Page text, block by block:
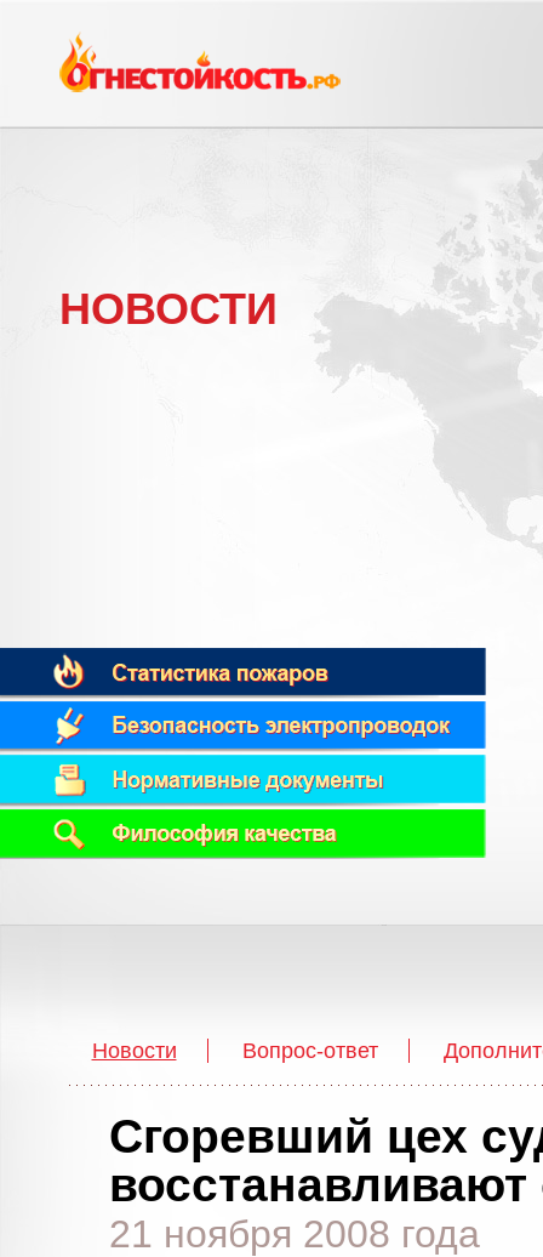
НОВОСТИ
Новости Вопрос-ответ
Сгоревший цех
восстанавливают
21 ноября 2008 года